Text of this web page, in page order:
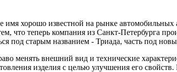
имя хорошо известной на рынке автомобильных
что теперь компания из Санкт-Петербурга
под старым названием - Триада, часть под
менять внешний вид и технические
изделия с целью улучшения его